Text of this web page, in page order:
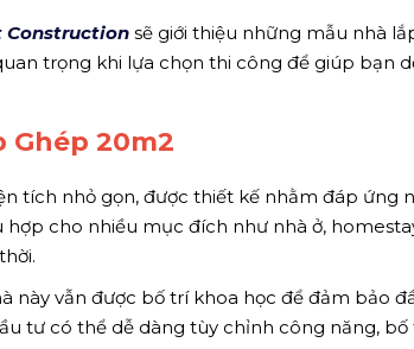
Construction sẽ giới thiệu những mẫu nhà
trọng khi lựa chọn thi công để giúp bạn
Ghép 20m2
tích nhỏ gọn, được thiết kế nhằm đáp ứng
cho nhiều mục đích như nhà ở,
này vẫn được bố trí khoa học để đảm bảo
tư có thể dễ dàng tùy chỉnh công năng,